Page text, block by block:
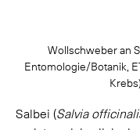
Wollschweber an
Entomologie/Botanik,
Krebs)
Salbei (Salvia